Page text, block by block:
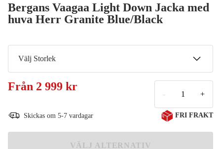
Bergans Vaagaa Light Down Jacka med
huva Herr Granite Blue/Black
Välj Storlek
S
2 999 kr
2 999 kr
Meddela mig
Från 2 999 kr
- +
Skickas om 5-7 vardagar FRI FRAKT
VÄLJ ALTERNATIV